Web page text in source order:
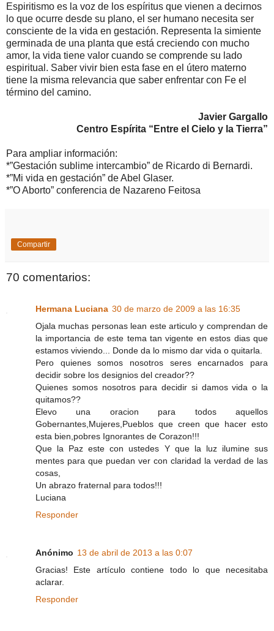
Espiritismo es la voz de los espíritus que vienen a decirnos
lo que ocurre desde su plano, el ser humano necesita ser
consciente de la vida en gestación. Representa la simiente
germinada de una planta que está creciendo con mucho
amor, la vida tiene valor cuando se comprende su lado
espiritual. Saber vivir bien esta fase en el útero materno
tiene la misma relevancia que saber enfrentar con Fe el
término del camino.
Javier Gargallo
Centro Espírita “Entre el Cielo y la Tierra”
Para ampliar información:
*”Gestación sublime intercambio” de Ricardo di Bernardi.
*”Mi vida en gestación” de Abel Glaser.
*”O Aborto” conferencia de Nazareno Feitosa
Compartir
70 comentarios:
Hermana Luciana 30 de marzo de 2009 a las 16:35
Ojala muchas personas lean este articulo y comprendan de
la importancia de este tema tan vigente en estos dias que
estamos viviendo... Donde da lo mismo dar vida o quitarla.
Pero quienes somos nosotros seres encarnados para
decidir sobre los designios del creador??
Quienes somos nosotros para decidir si damos vida o la
quitamos??
Elevo una oracion para todos aquellos
Gobernantes,Mujeres,Pueblos que creen que hacer esto
esta bien,pobres Ignorantes de Corazon!!!
Que la Paz este con ustedes Y que la luz ilumine sus
mentes para que puedan ver con claridad la verdad de las
cosas,
Un abrazo fraternal para todos!!!
Luciana
Responder
Anónimo 13 de abril de 2013 a las 0:07
Gracias! Este artículo contiene todo lo que necesitaba
aclarar.
Responder